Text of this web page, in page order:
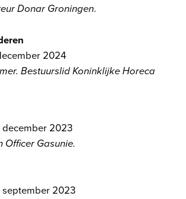
Donar Groningen.
2024
Bestuurslid Koninklijke Horeca
december 2023
Officer Gasunie.
september 2023